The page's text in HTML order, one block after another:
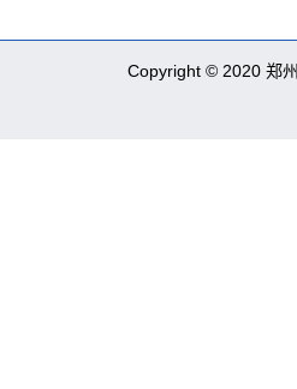
Copyright © 2020 郑